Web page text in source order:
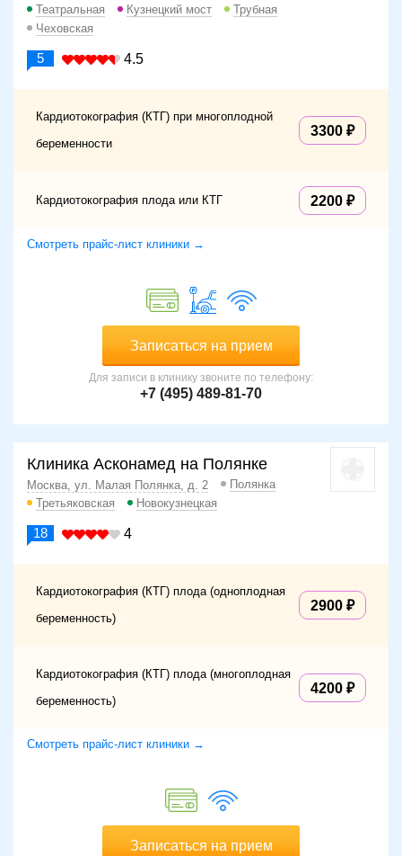
Театральная
Кузнецкий мост
Трубная
Чеховская
5 4.5
Кардиотокография (КТГ) при многоплодной
беременности
3300
Кардиотокография плода или КТГ 2200
Смотреть прайс-лист клиники →
Записаться на прием
Для записи в клинику звоните по телефону:
+7 (495) 489-81-70
Клиника Асконамед на Полянке
Москва, ул. Малая Полянка, д. 2
Полянка
Третьяковская
Новокузнецкая
18 4
Кардиотокография (КТГ) плода (одноплодная
беременность)
2900
Кардиотокография (КТГ) плода (многоплодная
беременность)
4200
Смотреть прайс-лист клиники →
Записаться на прием